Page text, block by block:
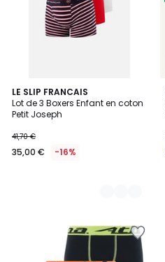
LE SLIP FRANCAIS
Lot de 3 Boxers Enfant en coton
Petit Joseph
41,70 €
35,00 € -16%
4
Couleurs